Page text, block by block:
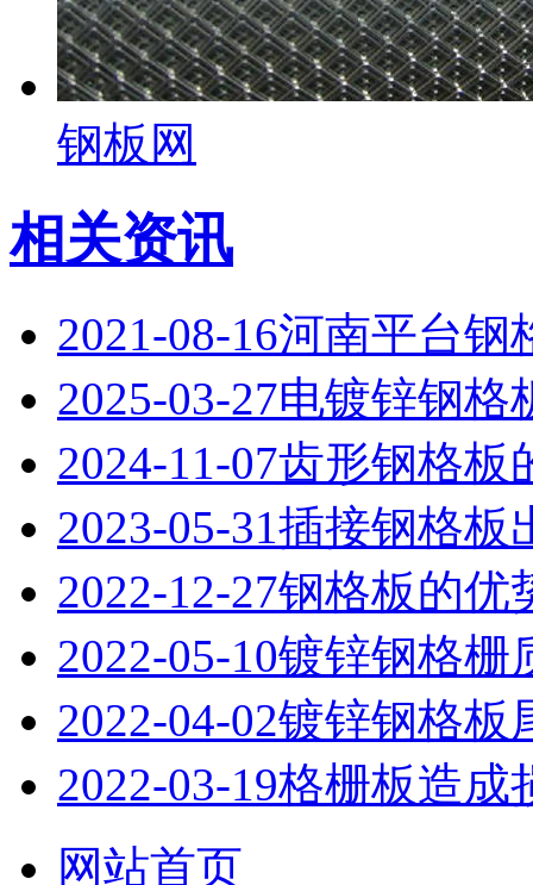
钢板网
相关资讯
2021-08-16河南平台钢
2025-03-27电镀锌钢格
2024-11-07齿形钢格板
2023-05-31插接钢格板
2022-12-27钢格板的优
2022-05-10镀锌钢格栅
2022-04-02镀锌钢格板
2022-03-19格栅板造成
网站首页